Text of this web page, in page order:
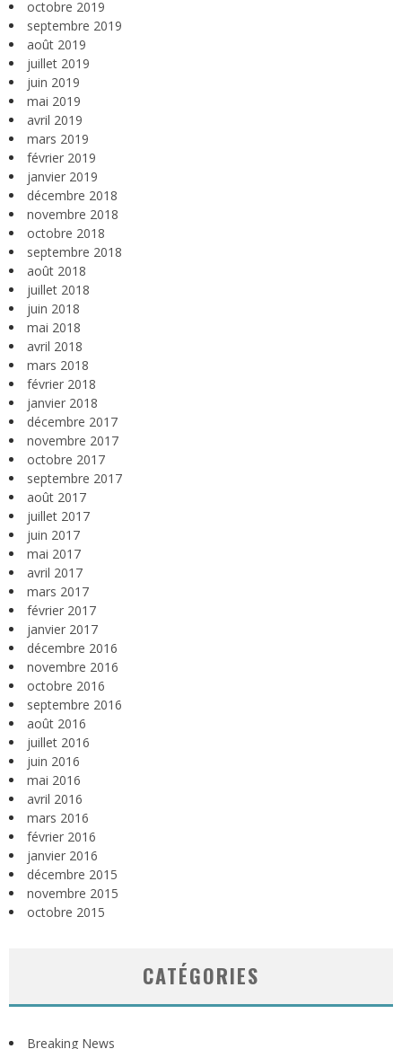
octobre 2019
septembre 2019
août 2019
juillet 2019
juin 2019
mai 2019
avril 2019
mars 2019
février 2019
janvier 2019
décembre 2018
novembre 2018
octobre 2018
septembre 2018
août 2018
juillet 2018
juin 2018
mai 2018
avril 2018
mars 2018
février 2018
janvier 2018
décembre 2017
novembre 2017
octobre 2017
septembre 2017
août 2017
juillet 2017
juin 2017
mai 2017
avril 2017
mars 2017
février 2017
janvier 2017
décembre 2016
novembre 2016
octobre 2016
septembre 2016
août 2016
juillet 2016
juin 2016
mai 2016
avril 2016
mars 2016
février 2016
janvier 2016
décembre 2015
novembre 2015
octobre 2015
CATÉGORIES
Breaking News